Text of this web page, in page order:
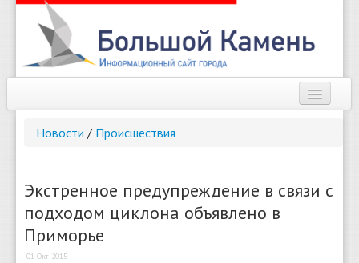
Справочник
Погода
Новости / Происшествия
Экстренное предупреждение в связи с
подходом циклона объявлено в
Приморье
01 Окт 2015